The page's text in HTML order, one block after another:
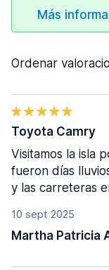
Más
Ordenar
10 sept 2025
Martha Patricia
Toyota Camry
Visitamos la isla
fueron días
y las carreteras